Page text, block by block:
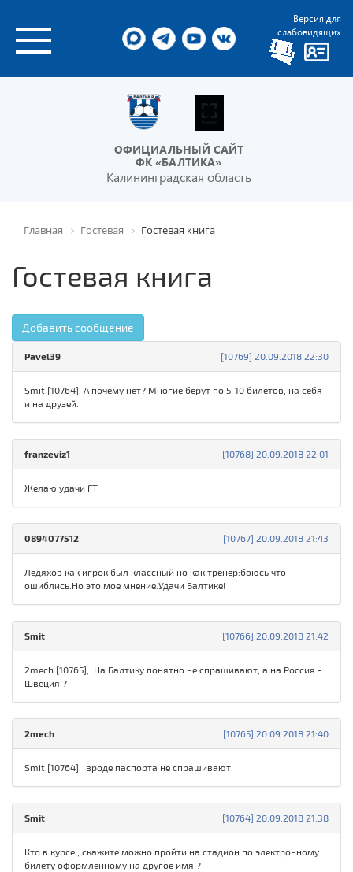
Версия для
слабовидящих
ОФИЦИАЛЬНЫЙ САЙТ
ФК «БАЛТИКА»
Калининградская область
Главная Гостевая Гостевая книга
Гостевая книга
Добавить сообщение
[10769] 20.09.2018 22:30
Pavel39
Smit [10764], А почему нет? Многие берут по 5-10 билетов, на себя
и на друзей.
[10768] 20.09.2018 22:01
franzeviz1
Желаю удачи ГТ
[10767] 20.09.2018 21:43
0894077512
Ледяхов как игрок был классный но как тренер:боюсь что
ошиблись.Но это мое мнение.Удачи Балтике!
[10766] 20.09.2018 21:42
Smit
2mech [10765], На Балтику понятно не спрашивают, а на Россия -
Швеция ?
[10765] 20.09.2018 21:40
2mech
Smit [10764], вроде паспорта не спрашивают.
[10764] 20.09.2018 21:38
Smit
Кто в курсе , скажите можно пройти на стадион по электронному
билету оформленному на другое имя ?